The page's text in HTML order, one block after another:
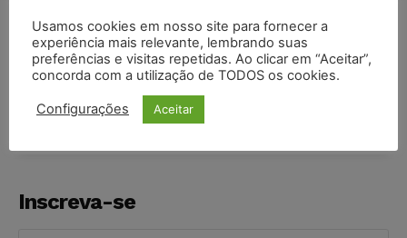
COMPARTILHE
Inscreva-se
Usamos cookies em nosso site para fornecer a
experiência mais relevante, lembrando suas
preferências e visitas repetidas. Ao clicar em “Aceitar”,
concorda com a utilização de TODOS os cookies.
Configurações Aceitar